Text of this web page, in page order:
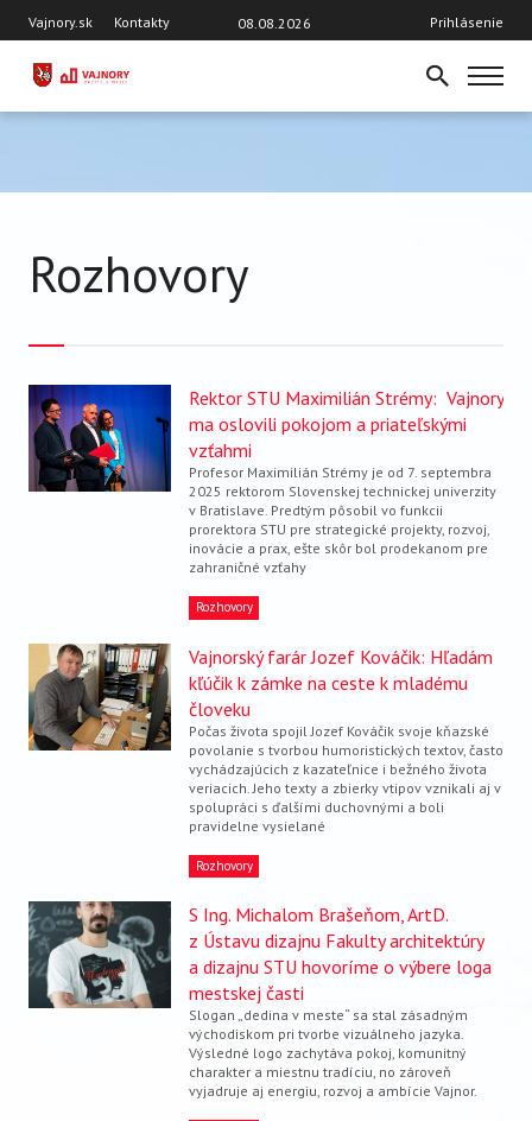
Skočiť
na
hlavný
obsah
Hlavička
Vajnory.sk Kontakty 08.08.2026
User
account
menu
Prihlásenie
DOMOV
TÉMY
OSOBNOSTI VAJNOR
ŠKOLY
ŠPORT
VAJNORSKÝ ORNAMENT
VAJNORSKÝ ŽIVOT
Z HISTÓRIE
Rozhovory
Rektor STU Maximilián Strémy: Vajnory
ma oslovili pokojom a priateľskými
vzťahmi
Profesor Maximilián Strémy je od 7. septembra
2025 rektorom Slovenskej technickej univerzity
v Bratislave. Predtým pôsobil vo funkcii
prorektora STU pre strategické projekty, rozvoj,
inovácie a prax, ešte skôr bol prodekanom pre
zahraničné vzťahy
Rozhovory
Vajnorský farár Jozef Kováčik: Hľadám
kľúčik k zámke na ceste k mladému
človeku
Počas života spojil Jozef Kováčik svoje kňazské
povolanie s tvorbou humoristických textov, často
vychádzajúcich z kazateľnice i bežného života
veriacich. Jeho texty a zbierky vtipov vznikali aj v
spolupráci s ďalšími duchovnými a boli
pravidelne vysielané
Rozhovory
S Ing. Michalom Brašeňom, ArtD.
z Ústavu dizajnu Fakulty architektúry
a dizajnu STU hovoríme o výbere loga
mestskej časti
Slogan „dedina v meste“ sa stal zásadným
východiskom pri tvorbe vizuálneho jazyka.
Výsledné logo zachytáva pokoj, komunitný
charakter a miestnu tradíciu, no zároveň
vyjadruje aj energiu, rozvoj a ambície Vajnor.